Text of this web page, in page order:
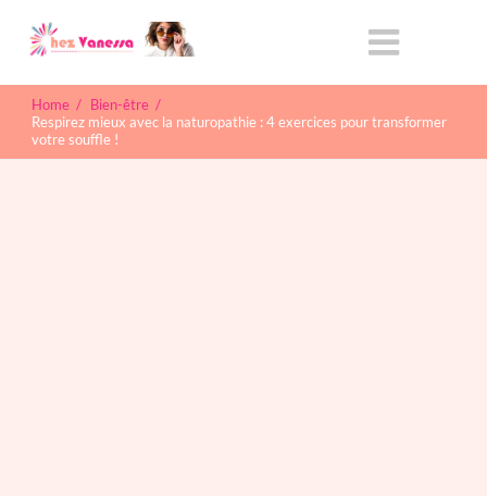
Home / Bien-être /
Respirez mieux avec la naturopathie : 4 exercices pour transformer
votre souffle !